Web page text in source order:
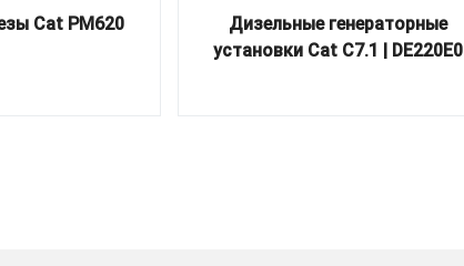
Cat PM620
Дизельные генераторные
установки Cat C7.1 | DE220E0